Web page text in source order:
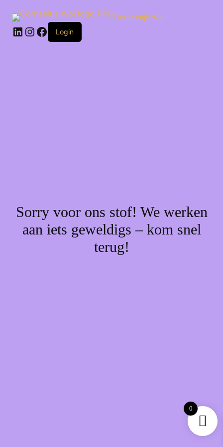
naar
inhoud
Corneeltje Wol
LinkedIn
Instagram
Facebook
Login
Sorry voor ons stof! We werken
aan iets geweldigs – kom snel
terug!
0